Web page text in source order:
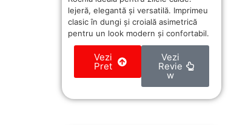
lejeră, elegantă și versatilă. Imprimeu
clasic în dungi și croială asimetrică
pentru un look modern și confortabil.
Vezi
Pret
Vezi
Revie
w